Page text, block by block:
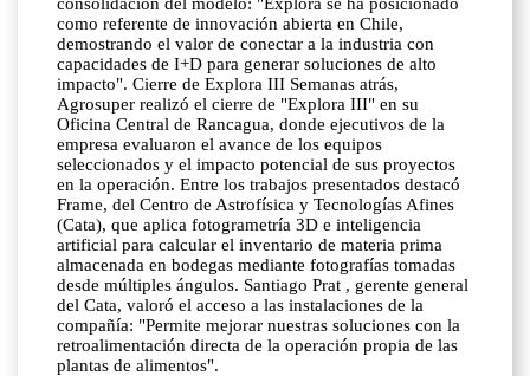
como referente de innovación abierta en Chile,
demostrando el valor de conectar a la industria con
capacidades de I+D para generar soluciones de alto
impacto". Cierre de Explora III Semanas atrás,
Agrosuper realizó el cierre de "Explora III" en su
Oficina Central de Rancagua, donde ejecutivos de la
empresa evaluaron el avance de los equipos
seleccionados y el impacto potencial de sus proyectos
en la operación. Entre los trabajos presentados destacó
Frame, del Centro de Astrofísica y Tecnologías Afines
(Cata), que aplica fotogrametría 3D e inteligencia
artificial para calcular el inventario de materia prima
almacenada en bodegas mediante fotografías tomadas
desde múltiples ángulos. Santiago Prat , gerente general
del Cata, valoró el acceso a las instalaciones de la
compañía: "Permite mejorar nuestras soluciones con la
retroalimentación directa de la operación propia de las
plantas de alimentos".